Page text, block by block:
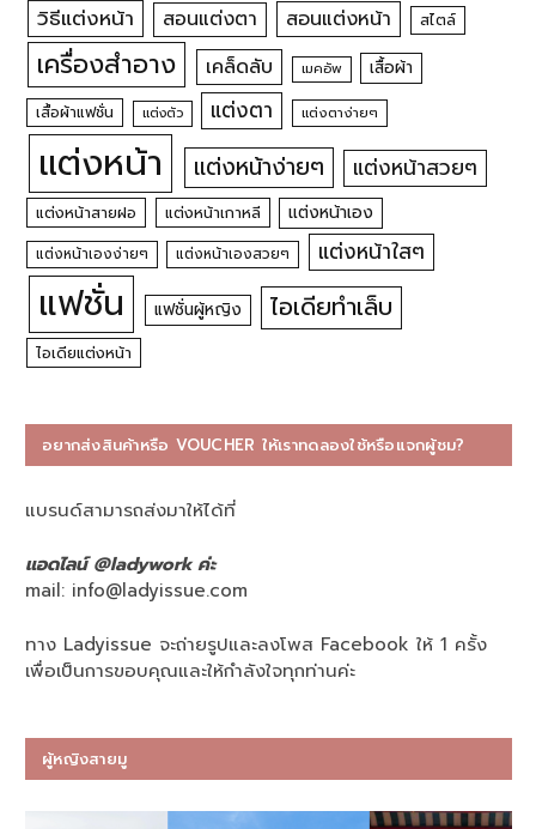
วิธีแต่งหน้า
สอนแต่งตา สอนแต่งหน้า สไตล์
เครื่องสำอาง เคล็ดลับ เมคอัพ เสื้อผ้า
เสื้อผ้าแฟชั่น แต่งตัว แต่งตา แต่งตาง่ายๆ
แต่งหน้า แต่งหน้าง่ายๆ แต่งหน้าสวยๆ
แต่งหน้าสายฝอ แต่งหน้าเกาหลี แต่งหน้าเอง
แต่งหน้าเองง่ายๆ แต่งหน้าเองสวยๆ แต่งหน้าใสๆ
แฟชั่น แฟชั่นผู้หญิง ไอเดียทำเล็บ
ไอเดียแต่งหน้า
อยากส่งสินค้าหรือ VOUCHER ให้เราทดลองใช้หรือแจกผู้ชม?
แบรนด์สามารถส่งมาให้ได้ที่
แอดไลน์ @ladywork ค่ะ
mail: info@ladyissue.com
ทาง Ladyissue จะถ่ายรูปและลงโพส Facebook ให้ 1 ครั้ง
เพื่อเป็นการขอบคุณและให้กำลังใจทุกท่านค่ะ
ผู้หญิงสายมู